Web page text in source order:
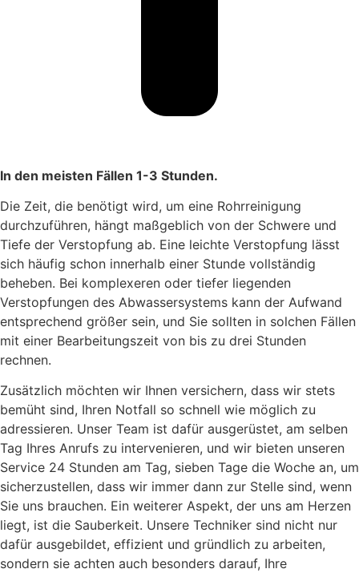
In den meisten Fällen 1-3 Stunden.
Die Zeit, die benötigt wird, um eine Rohrreinigung
durchzuführen, hängt maßgeblich von der Schwere und
Tiefe der Verstopfung ab. Eine leichte Verstopfung lässt
sich häufig schon innerhalb einer Stunde vollständig
beheben. Bei komplexeren oder tiefer liegenden
Verstopfungen des Abwassersystems kann der Aufwand
entsprechend größer sein, und Sie sollten in solchen Fällen
mit einer Bearbeitungszeit von bis zu drei Stunden
rechnen.
Zusätzlich möchten wir Ihnen versichern, dass wir stets
bemüht sind, Ihren Notfall so schnell wie möglich zu
adressieren. Unser Team ist dafür ausgerüstet, am selben
Tag Ihres Anrufs zu intervenieren, und wir bieten unseren
Service 24 Stunden am Tag, sieben Tage die Woche an, um
sicherzustellen, dass wir immer dann zur Stelle sind, wenn
Sie uns brauchen. Ein weiterer Aspekt, der uns am Herzen
liegt, ist die Sauberkeit. Unsere Techniker sind nicht nur
dafür ausgebildet, effizient und gründlich zu arbeiten,
sondern sie achten auch besonders darauf, Ihre